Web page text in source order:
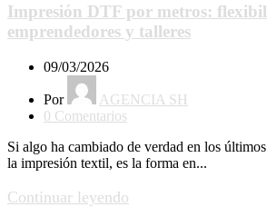
Impresión DTF por metros:
emprendedores y talleres
09/03/2026
Por
AGENCIA SH
0 Comentarios
Si algo ha cambiado de verdad en los
la impresión textil, es la forma en...
Continuar leyendo